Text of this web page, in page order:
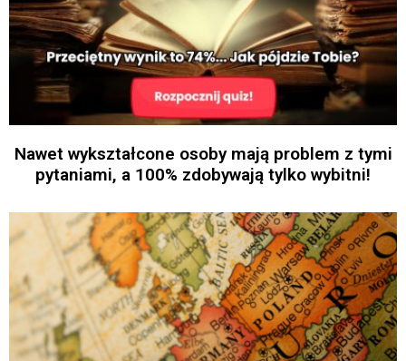
Nawet wykształcone osoby mają problem z tymi
pytaniami, a 100% zdobywają tylko wybitni!